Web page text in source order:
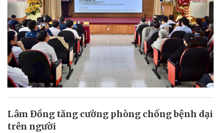
Lâm Đồng tăng cường phòng chống bệnh dại
trên người